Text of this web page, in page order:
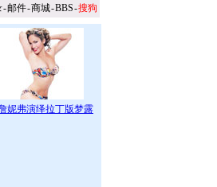
-邮件-商城-BBS-搜狗